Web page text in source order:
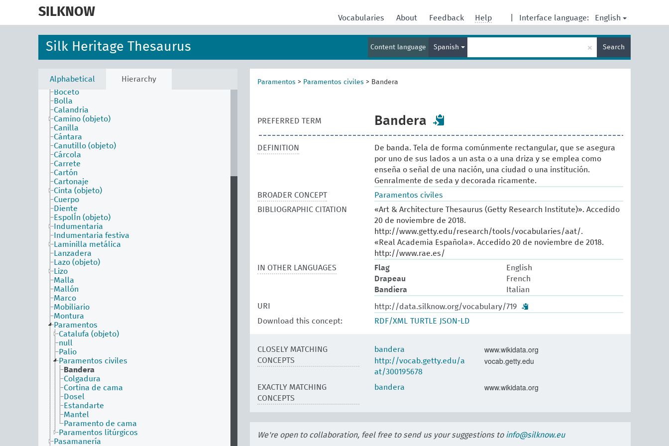
SILKNOW Interface language: English
Vocabularies About Feedback Help
Silk Heritage Thesaurus Content language Spanish
term
× Search
Alphabetical Hierarchy
faceta conceptos asociados
Aguja
Batán
Bobina
Boceto
Bolla
Calandria
Camino (objeto)
Canilla
Cántara
Canutillo (objeto)
Cárcola
Carrete
Cartón
Cartonaje
Cinta (objeto)
Cuerpo
Diente
EspolÍn (objeto)
Indumentaria
Indumentaria festiva
Laminilla metálica
Lanzadera
Lazo (objeto)
Lizo
Malla
Mallón
Marco
Mobiliario
Montura
Paramentos
Catalufa (objeto)
null
Palio
Paramentos civiles
Bandera
Colgadura
Cortina de cama
Dosel
Estandarte
Mantel
Paramento de cama
Paramentos litúrgicos
Pasamanería
Paramentos > Paramentos civiles > Bandera
PREFERRED TERM Bandera
DEFINITION
De banda. Tela de forma comúnmente rectangular, que se asegura
por uno de sus lados a un asta o a una driza y se emplea como
enseña o señal de una nación, una ciudad o una institución.
Genralmente de seda y decorada ricamente.
BROADER CONCEPT
Paramentos civiles
BIBLIOGRAPHIC CITATION
«Art & Architecture Thesaurus (Getty Research Institute)». Accedido
20 de noviembre de 2018.
http://www.getty.edu/research/tools/vocabularies/aat/.
«Real Academia Española». Accedido 20 de noviembre de 2018.
http://www.rae.es/
IN OTHER LANGUAGES
Flag
English
Drapeau
French
Bandiera
Italian
URI
http://data.silknow.org/vocabulary/719
Download this concept:
RDF/XML TURTLE JSON-LD
CLOSELY MATCHING
CONCEPTS
bandera www.wikidata.org
http://vocab.getty.edu/a
at/300195678
vocab.getty.edu
EXACTLY MATCHING
CONCEPTS
bandera www.wikidata.org
We're open to collaboration, feel free to send us your suggestions to info@silknow.eu